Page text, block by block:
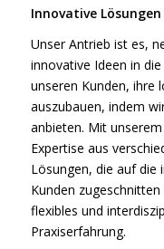
Innovative
Unser Antrieb ist es,
innovative Ideen in
unseren Kunden, ihre
auszubauen, indem
anbieten. Mit
Expertise aus
Lösungen, die auf die
Kunden
flexibles und
Praxiserfahrung.